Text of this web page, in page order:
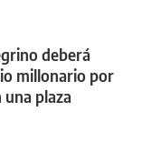
deberá
millonario por
plaza